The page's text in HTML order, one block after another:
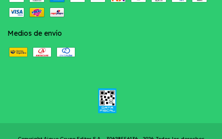
Medios de envío